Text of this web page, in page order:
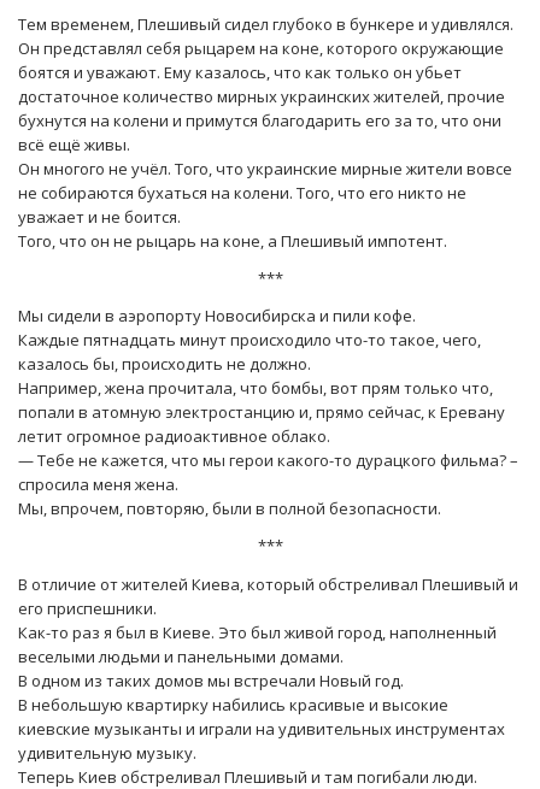
Тем временем, Плешивый сидел глубоко в бункере и удивлялся.
Он представлял себя рыцарем на коне, которого окружающие
боятся и уважают. Ему казалось, что как только он убьет
достаточное количество мирных украинских жителей, прочие
бухнутся на колени и примутся благодарить его за то, что они
всё ещё живы.
Он многого не учёл. Того, что украинские мирные жители вовсе
не собираются бухаться на колени. Того, что его никто не
уважает и не боится.
Того, что он не рыцарь на коне, а Плешивый импотент.
***
Мы сидели в аэропорту Новосибирска и пили кофе.
Каждые пятнадцать минут происходило что-то такое, чего,
казалось бы, происходить не должно.
Например, жена прочитала, что бомбы, вот прям только что,
попали в атомную электростанцию и, прямо сейчас, к Еревану
летит огромное радиоактивное облако.
— Тебе не кажется, что мы герои какого-то дурацкого фильма? –
спросила меня жена.
Мы, впрочем, повторяю, были в полной безопасности.
***
В отличие от жителей Киева, который обстреливал Плешивый и
его приспешники.
Как-то раз я был в Киеве. Это был живой город, наполненный
веселыми людьми и панельными домами.
В одном из таких домов мы встречали Новый год.
В небольшую квартирку набились красивые и высокие
киевские музыканты и играли на удивительных инструментах
удивительную музыку.
Теперь Киев обстреливал Плешивый и там погибали люди.